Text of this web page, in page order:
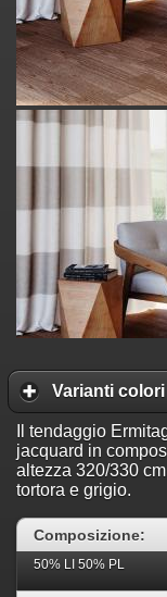
Varianti colori
Il tendaggio
jacquard in
altezza 320/330
tortora e grigio.
Composizione:
50% LI 50% PL